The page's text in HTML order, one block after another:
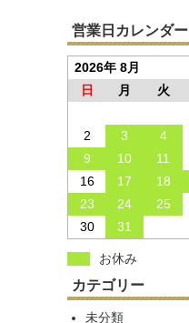
営業日カレンダー
2026年 8月
日
月 火
2
3 4
9
10 11
16
17 18
23
24 25
30
31
お休み
カテゴリー
未分類